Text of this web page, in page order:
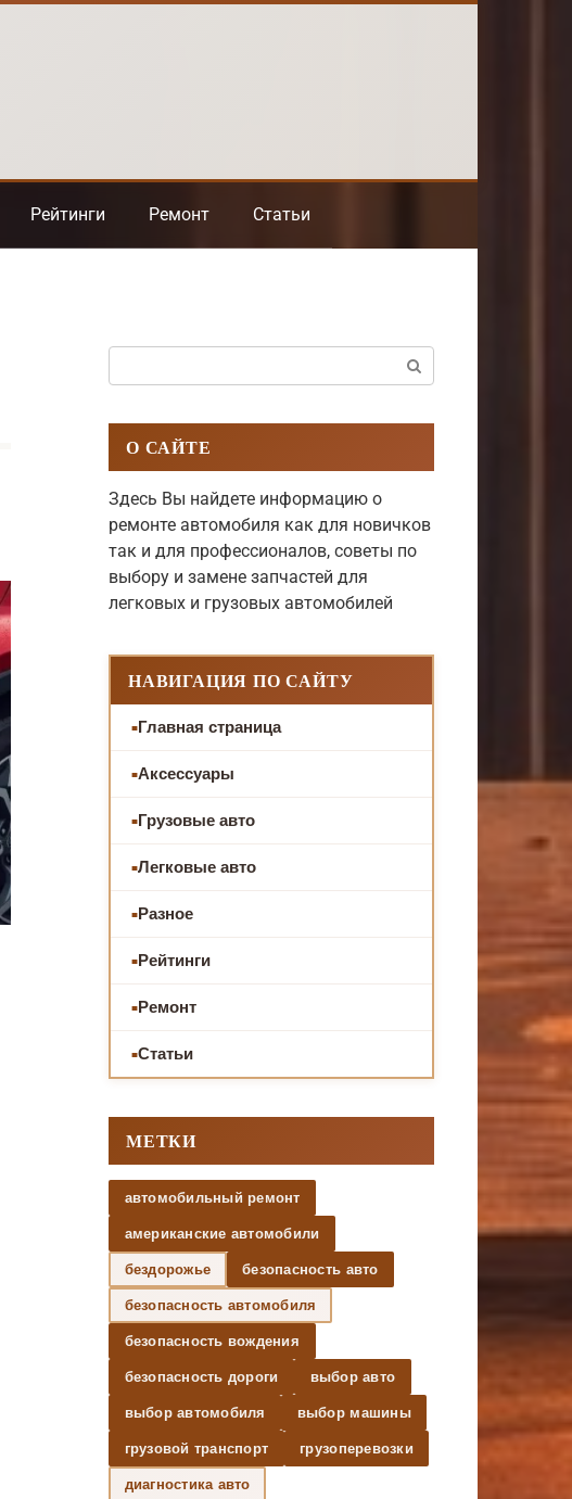
Рейтинги Ремонт Статьи
О САЙТЕ
Здесь Вы найдете информацию о
ремонте автомобиля как для новичков
так и для профессионалов, советы по
выбору и замене запчастей для
легковых и грузовых автомобилей
НАВИГАЦИЯ ПО САЙТУ
Главная страница
Аксессуары
Грузовые авто
Легковые авто
Разное
Рейтинги
Ремонт
Статьи
МЕТКИ
автомобильный ремонт
американские автомобили
бездорожье безопасность авто
безопасность автомобиля
безопасность вождения
безопасность дороги выбор авто
выбор автомобиля выбор машины
грузовой транспорт грузоперевозки
диагностика авто